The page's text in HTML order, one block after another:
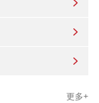
更多+